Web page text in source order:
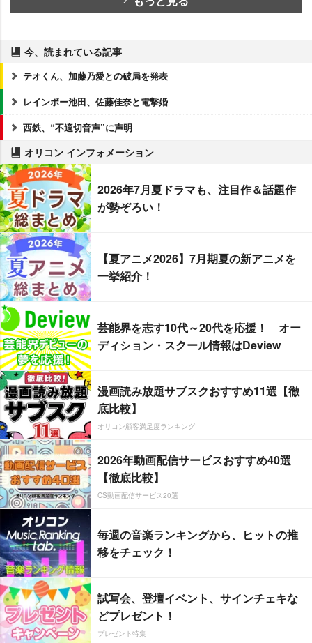
今、読まれている記事
テオくん、加藤乃愛との破局を発表
レインボー池田、佐藤佳奈と電撃婚
西鉄、“不適切音声”に声明
オリコン インフォメーション
2026年7月夏ドラマも、注目作＆話題作
が勢ぞろい！
【夏アニメ2026】7月期夏の新アニメを
一挙紹介！
芸能界を志す10代～20代を応援！ オー
ディション・スクール情報はDeview
漫画読み放題サブスクおすすめ11選【徹
底比較】
オリコン顧客満足度ランキング
2026年動画配信サービスおすすめ40選
【徹底比較】
CS動画配信サービス20選
毎週の音楽ランキングから、ヒットの推
移をチェック！
試写会、登壇イベント、サインチェキな
どプレゼント！
プレゼント特集